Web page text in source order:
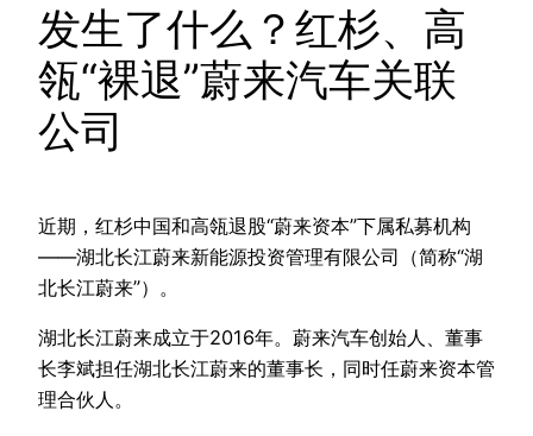
发生了什么？红杉、高
瓴“裸退”蔚来汽车关联
公司
近期，红杉中国和高瓴退股“蔚来资本”下属私募机构
——湖北长江蔚来新能源投资管理有限公司（简称“湖
北长江蔚来”）。
湖北长江蔚来成立于2016年。蔚来汽车创始人、董事
长李斌担任湖北长江蔚来的董事长，同时任蔚来资本管
理合伙人。